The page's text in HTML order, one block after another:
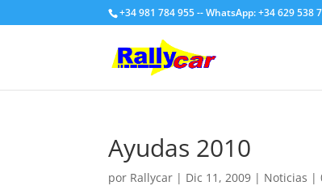
+34 981 784 955 -- WhatsApp: +34 629 538
Ayudas 2010
por Rallycar | Dic 11, 2009 | Noticias |